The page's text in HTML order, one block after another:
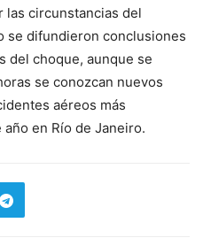
las circunstancias del
se difundieron conclusiones
del choque, aunque se
se conozcan nuevos
aéreos más
en Río de Janeiro.